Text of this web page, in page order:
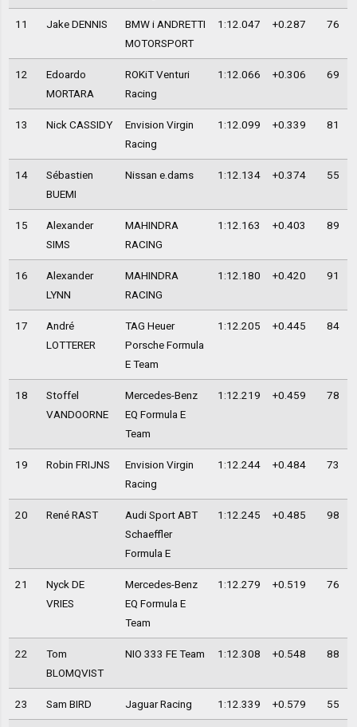
11 Jake DENNIS
BMW i ANDRETTI
MOTORSPORT
1:12.047 +0.287 76
12
Edoardo
MORTARA
ROKiT Venturi
Racing
1:12.066 +0.306 69
13 Nick CASSIDY
Envision Virgin
Racing
1:12.099 +0.339 81
14
Sébastien
BUEMI
Nissan e.dams 1:12.134 +0.374 55
15
Alexander
SIMS
MAHINDRA
RACING
1:12.163 +0.403 89
16
Alexander
LYNN
MAHINDRA
RACING
1:12.180 +0.420 91
17
André
LOTTERER
TAG Heuer
Porsche Formula
E Team
1:12.205 +0.445 84
18
Stoffel
VANDOORNE
Mercedes-Benz
EQ Formula E
Team
1:12.219 +0.459 78
19 Robin FRIJNS
Envision Virgin
Racing
1:12.244 +0.484 73
20 René RAST
Audi Sport ABT
Schaeffler
Formula E
1:12.245 +0.485 98
21
Nyck DE
VRIES
Mercedes-Benz
EQ Formula E
Team
1:12.279 +0.519 76
22
Tom
BLOMQVIST
NIO 333 FE Team 1:12.308 +0.548 88
23 Sam BIRD Jaguar Racing 1:12.339 +0.579 55